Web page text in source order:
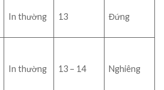
In thường 13 Đứng
In thường 13 – 14 Nghiêng